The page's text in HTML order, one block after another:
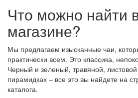
Что можно найти
магазине?
Мы предлагаем изысканные чаи,
практически всем. Это классика,
Черный и зеленый, травяной,
пирамидках – все это вы найдете на
каталога.